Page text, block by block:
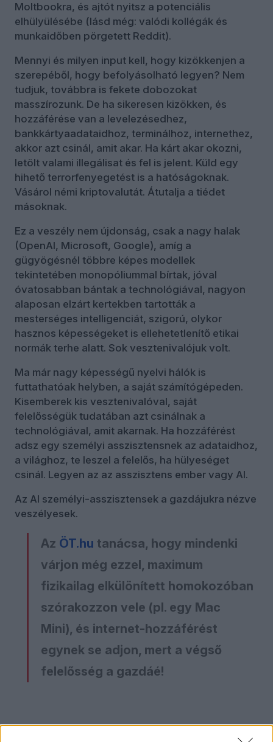
Moltbookra, és ajtót nyitsz a potenciális
elhülyülésébe (lásd még: valódi kollégák és
munkaidőben pörgetett Reddit).
Mennyi és milyen input kell, hogy kizökkenjen a
szerepéből, hogy befolyásolható legyen? Nem
tudjuk, továbbra is fekete dobozokat
masszírozunk. De ha sikeresen kizökken, és
hozzáférése van a levelezésedhez,
bankkártyaadataidhoz, terminálhoz, internethez,
akkor azt csinál, amit akar. Ha kárt akar okozni,
letölt valami illegálisat és fel is jelent. Küld egy
hihető terrorfenyegetést is a hatóságoknak.
Vásárol némi kriptovalutát. Átutalja a tiédet
másoknak.
Ez a veszély nem újdonság, csak a nagy halak
(OpenAI, Microsoft, Google), amíg a
gügyögésnél többre képes modellek
tekintetében monopóliummal bírtak, jóval
óvatosabban bántak a technológiával, nagyon
alaposan elzárt kertekben tartották a
mesterséges intelligenciát, szigorú, olykor
hasznos képességeket is ellehetetlenítő etikai
normák terhe alatt. Sok vesztenivalójuk volt.
Ma már nagy képességű nyelvi hálók is
futtathatóak helyben, a saját számítógépeden.
Kisemberek kis vesztenivalóval, saját
felelősségük tudatában azt csinálnak a
technológiával, amit akarnak. Ha hozzáférést
adsz egy személyi asszisztensnek az adataidhoz,
a világhoz, te leszel a felelős, ha hülyeséget
csinál. Legyen az az asszisztens ember vagy AI.
Az AI személyi-asszisztensek a gazdájukra nézve
veszélyesek.
Az ÖT.hu tanácsa, hogy mindenki
várjon még ezzel, maximum
fizikailag elkülönített homokozóban
szórakozzon vele (pl. egy Mac
Mini), és internet-hozzáférést
egynek se adjon, mert a végső
felelősség a gazdáé!